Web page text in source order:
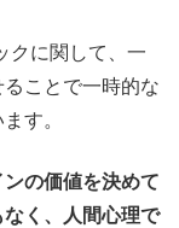
クに関して、一
ことで一時的な
す。
の価値を決めて
く、人間心理で